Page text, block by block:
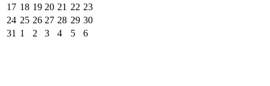
17 18 19 20 21 22 23
24 25 26 27 28 29 30
31 1 2 3 4 5 6